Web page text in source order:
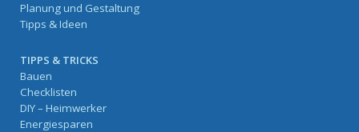
Planung und Gestaltung
Tipps & Ideen
TIPPS & TRICKS
Bauen
Checklisten
DIY – Heimwerker
Energiesparen